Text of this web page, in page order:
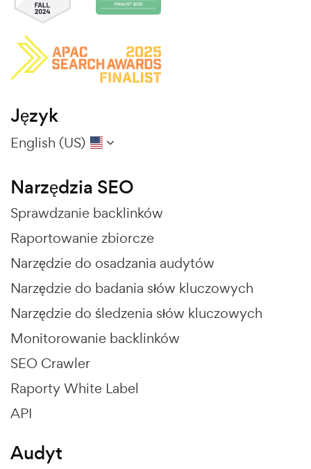
Język
English (US)
Narzędzia SEO
Sprawdzanie backlinków
Raportowanie zbiorcze
Narzędzie do osadzania audytów
Narzędzie do badania słów kluczowych
Narzędzie do śledzenia słów kluczowych
Monitorowanie backlinków
SEO Crawler
Raporty White Label
API
Audyt